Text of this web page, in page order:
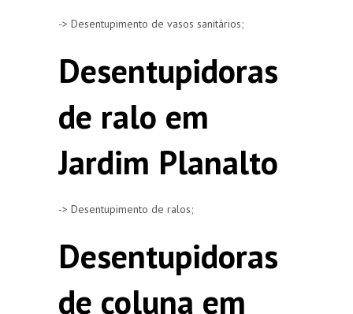
-> Desentupimento de vasos sanitários;
Desentupidoras
de ralo em
Jardim Planalto
-> Desentupimento de ralos;
Desentupidoras
de coluna em